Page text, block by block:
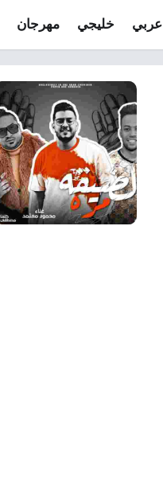
عربي خليجي مهرجان